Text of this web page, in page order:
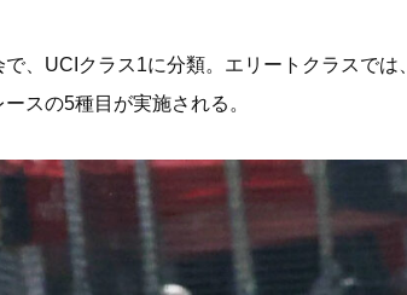
、UCIクラス1に分類。エリートクラスで
スの5種目が実施される。